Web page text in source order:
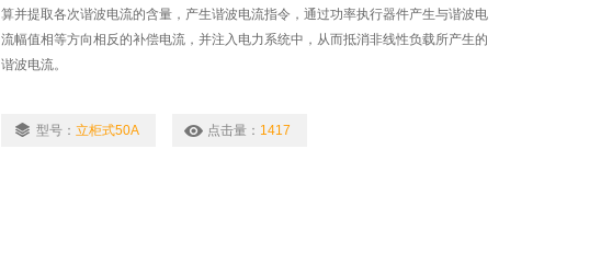
算并提取各次谐波电流的含量，产生谐波电流指令，通过功率执行器件产生与谐波电
流幅值相等方向相反的补偿电流，并注入电力系统中，从而抵消非线性负载所产生的
谐波电流。
型号： 立柜式50A 点击量： 1417